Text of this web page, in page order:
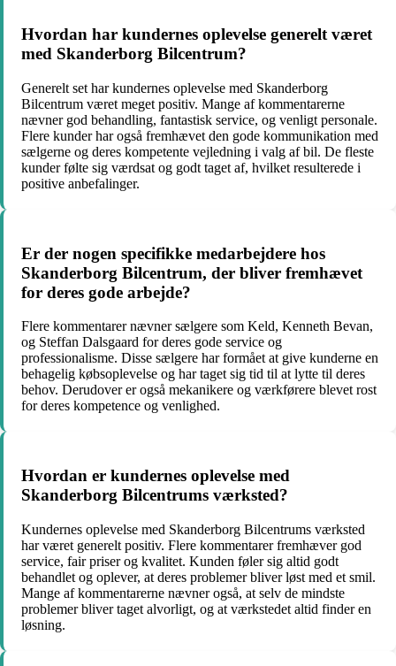
Hvordan har kundernes oplevelse generelt været
med Skanderborg Bilcentrum?
Generelt set har kundernes oplevelse med Skanderborg
Bilcentrum været meget positiv. Mange af kommentarerne
nævner god behandling, fantastisk service, og venligt personale.
Flere kunder har også fremhævet den gode kommunikation med
sælgerne og deres kompetente vejledning i valg af bil. De fleste
kunder følte sig værdsat og godt taget af, hvilket resulterede i
positive anbefalinger.
Er der nogen specifikke medarbejdere hos
Skanderborg Bilcentrum, der bliver fremhævet
for deres gode arbejde?
Flere kommentarer nævner sælgere som Keld, Kenneth Bevan,
og Steffan Dalsgaard for deres gode service og
professionalisme. Disse sælgere har formået at give kunderne en
behagelig købsoplevelse og har taget sig tid til at lytte til deres
behov. Derudover er også mekanikere og værkførere blevet rost
for deres kompetence og venlighed.
Hvordan er kundernes oplevelse med
Skanderborg Bilcentrums værksted?
Kundernes oplevelse med Skanderborg Bilcentrums værksted
har været generelt positiv. Flere kommentarer fremhæver god
service, fair priser og kvalitet. Kunden føler sig altid godt
behandlet og oplever, at deres problemer bliver løst med et smil.
Mange af kommentarerne nævner også, at selv de mindste
problemer bliver taget alvorligt, og at værkstedet altid finder en
løsning.